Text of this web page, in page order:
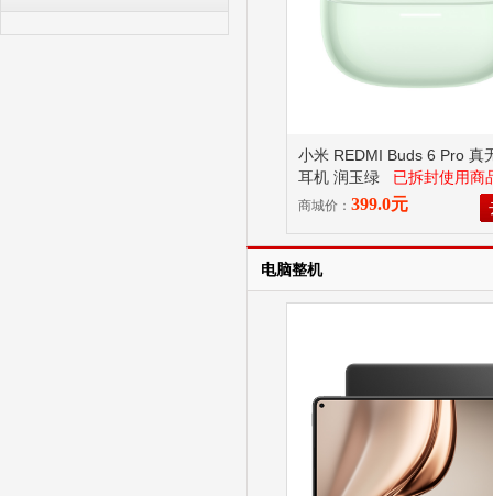
小米 REDMI Buds 6 Pro 真
耳机 润玉绿
已拆封使用商
7无理由退换货！
商城价： 399.0元
电脑整机